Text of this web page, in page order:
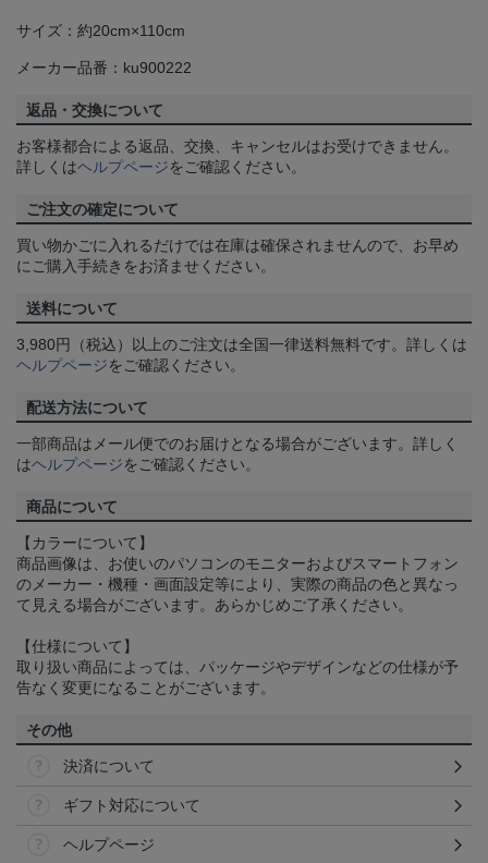
サイズ：約20cm×110cm
メーカー品番：ku900222
返品・交換について
お客様都合による返品、交換、キャンセルはお受けできません。
詳しくはヘルプページをご確認ください。
ご注文の確定について
買い物かごに入れるだけでは在庫は確保されませんので、お早め
にご購入手続きをお済ませください。
送料について
3,980円（税込）以上のご注文は全国一律送料無料です。詳しくは
ヘルプページをご確認ください。
配送方法について
一部商品はメール便でのお届けとなる場合がございます。詳しく
はヘルプページをご確認ください。
商品について
【カラーについて】
商品画像は、お使いのパソコンのモニターおよびスマートフォン
のメーカー・機種・画面設定等により、実際の商品の色と異なっ
て見える場合がございます。あらかじめご了承ください。
【仕様について】
取り扱い商品によっては、パッケージやデザインなどの仕様が予
告なく変更になることがございます。
その他
決済について
ギフト対応について
ヘルプページ